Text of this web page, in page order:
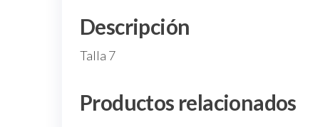
Descripción
Talla 7
Productos relacionados